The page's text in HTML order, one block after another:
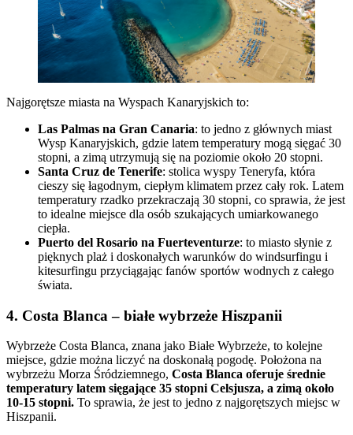
Najgorętsze miasta na Wyspach Kanaryjskich to:
Las Palmas na Gran Canaria: to jedno z głównych miast
Wysp Kanaryjskich, gdzie latem temperatury mogą sięgać 30
stopni, a zimą utrzymują się na poziomie około 20 stopni.
Santa Cruz de Tenerife: stolica wyspy Teneryfa, która
cieszy się łagodnym, ciepłym klimatem przez cały rok. Latem
temperatury rzadko przekraczają 30 stopni, co sprawia, że jest
to idealne miejsce dla osób szukających umiarkowanego
ciepła.
Puerto del Rosario na Fuerteventurze: to miasto słynie z
pięknych plaż i doskonałych warunków do windsurfingu i
kitesurfingu przyciągając fanów sportów wodnych z całego
świata.
4. Costa Blanca – białe wybrzeże Hiszpanii
Wybrzeże Costa Blanca, znana jako Białe Wybrzeże, to kolejne
miejsce, gdzie można liczyć na doskonałą pogodę. Położona na
wybrzeżu Morza Śródziemnego, Costa Blanca oferuje średnie
temperatury latem sięgające 35 stopni Celsjusza, a zimą około
10-15 stopni. To sprawia, że jest to jedno z najgorętszych miejsc w
Hiszpanii.